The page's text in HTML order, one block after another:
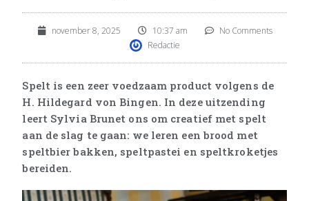
november 8, 2025 10:37 am
No Comments
Redactie
Spelt is een zeer voedzaam product volgens de
H. Hildegard von Bingen. In deze uitzending
leert Sylvia Brunet ons om creatief met spelt
aan de slag te gaan: we leren een brood met
speltbier bakken, speltpastei en speltkroketjes
bereiden.